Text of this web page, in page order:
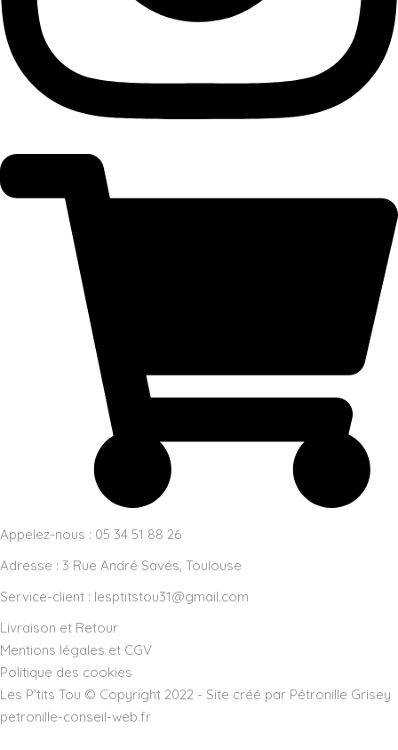
Appelez-nous : 05 34 51 88 26
Adresse : 3 Rue André Savés, Toulouse
Service-client : lesptitstou31@gmail.com
Livraison et Retour
Mentions légales et CGV
Politique des cookies
Les P'tits Tou © Copyright 2022 - Site créé par Pétronille Grisey
petronille-conseil-web.fr